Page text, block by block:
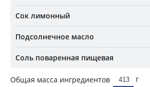
Сок лимонный
Подсолнечное масло
Соль поваренная пищевая
Общая масса ингредиентов
г